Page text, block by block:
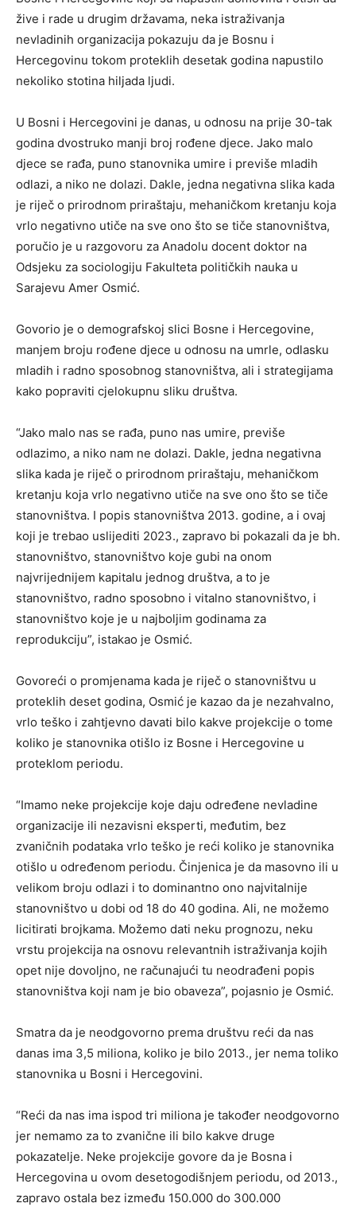
žive i rade u drugim državama, neka istraživanja
nevladinih organizacija pokazuju da je Bosnu i
Hercegovinu tokom proteklih desetak godina napustilo
nekoliko stotina hiljada ljudi.
U Bosni i Hercegovini je danas, u odnosu na prije 30-tak
godina dvostruko manji broj rođene djece. Jako malo
djece se rađa, puno stanovnika umire i previše mladih
odlazi, a niko ne dolazi. Dakle, jedna negativna slika kada
je riječ o prirodnom priraštaju, mehaničkom kretanju koja
vrlo negativno utiče na sve ono što se tiče stanovništva,
poručio je u razgovoru za Anadolu docent doktor na
Odsjeku za sociologiju Fakulteta političkih nauka u
Sarajevu Amer Osmić.
Govorio je o demografskoj slici Bosne i Hercegovine,
manjem broju rođene djece u odnosu na umrle, odlasku
mladih i radno sposobnog stanovništva, ali i strategijama
kako popraviti cjelokupnu sliku društva.
“Jako malo nas se rađa, puno nas umire, previše
odlazimo, a niko nam ne dolazi. Dakle, jedna negativna
slika kada je riječ o prirodnom priraštaju, mehaničkom
kretanju koja vrlo negativno utiče na sve ono što se tiče
stanovništva. I popis stanovništva 2013. godine, a i ovaj
koji je trebao uslijediti 2023., zapravo bi pokazali da je bh.
stanovništvo, stanovništvo koje gubi na onom
najvrijednijem kapitalu jednog društva, a to je
stanovništvo, radno sposobno i vitalno stanovništvo, i
stanovništvo koje je u najboljim godinama za
reprodukciju”, istakao je Osmić.
Govoreći o promjenama kada je riječ o stanovništvu u
proteklih deset godina, Osmić je kazao da je nezahvalno,
vrlo teško i zahtjevno davati bilo kakve projekcije o tome
koliko je stanovnika otišlo iz Bosne i Hercegovine u
proteklom periodu.
“Imamo neke projekcije koje daju određene nevladine
organizacije ili nezavisni eksperti, međutim, bez
zvaničnih podataka vrlo teško je reći koliko je stanovnika
otišlo u određenom periodu. Činjenica je da masovno ili u
velikom broju odlazi i to dominantno ono najvitalnije
stanovništvo u dobi od 18 do 40 godina. Ali, ne možemo
licitirati brojkama. Možemo dati neku prognozu, neku
vrstu projekcija na osnovu relevantnih istraživanja kojih
opet nije dovoljno, ne računajući tu neodrađeni popis
stanovništva koji nam je bio obaveza”, pojasnio je Osmić.
Smatra da je neodgovorno prema društvu reći da nas
danas ima 3,5 miliona, koliko je bilo 2013., jer nema toliko
stanovnika u Bosni i Hercegovini.
“Reći da nas ima ispod tri miliona je također neodgovorno
jer nemamo za to zvanične ili bilo kakve druge
pokazatelje. Neke projekcije govore da je Bosna i
Hercegovina u ovom desetogodišnjem periodu, od 2013.,
zapravo ostala bez između 150.000 do 300.000